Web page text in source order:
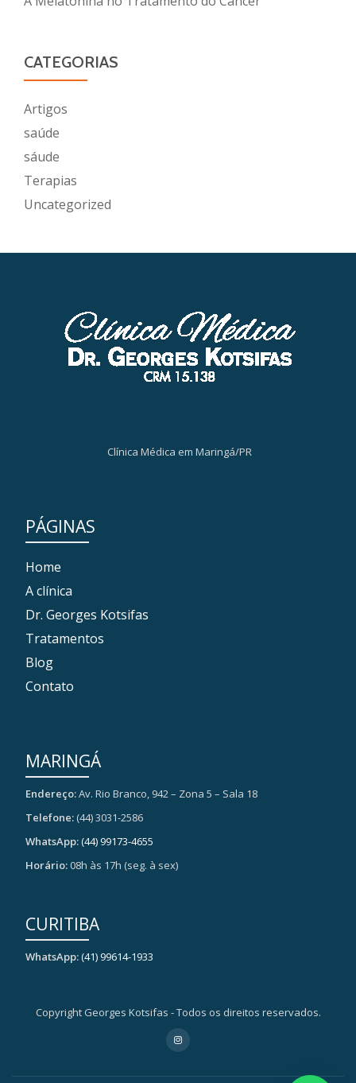
CATEGORIAS
Artigos
saúde
sáude
Terapias
Uncategorized
Clínica Médica em Maringá/PR
PÁGINAS
Home
A clínica
Dr. Georges Kotsifas
Tratamentos
Blog
Contato
MARINGÁ
Endereço:Av. Rio Branco, 942 – Zona 5 – Sala 18
Telefone: (44) 3031-2586
WhatsApp:(44) 99173-4655
Horário:08h às 17h (seg. à sex)
CURITIBA
WhatsApp:(41) 99614-1933
Copyright Georges Kotsifas - Todos os direitos reservados.
Menu
fa-
instagram